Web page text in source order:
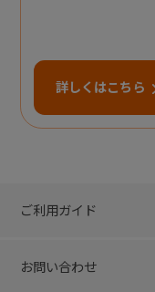
詳しくはこちら
ご利用ガイド
お問い合わせ